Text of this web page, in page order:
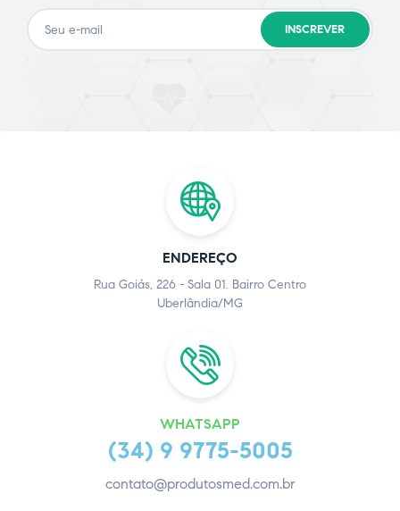
INSCREVER
ENDEREÇO
Rua Goiás, 226 - Sala 01. Bairro Centro
Uberlândia/MG
WHATSAPP
(34) 9 9775-5005
contato@produtosmed.com.br